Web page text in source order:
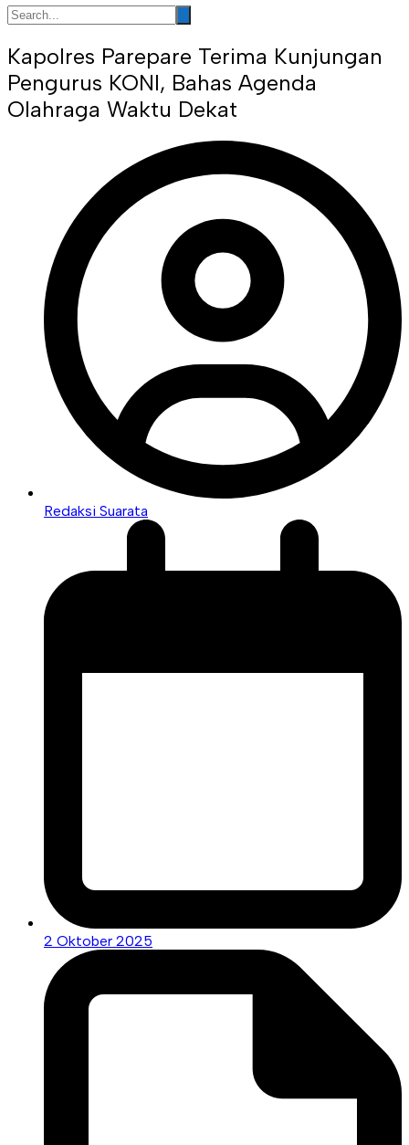
Kapolres Parepare Terima Kunjungan
Pengurus KONI, Bahas Agenda
Olahraga Waktu Dekat
Redaksi Suarata
2 Oktober 2025